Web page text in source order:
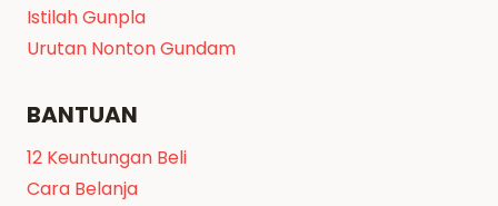
Istilah Gunpla
Urutan Nonton Gundam
BANTUAN
12 Keuntungan Beli
Cara Belanja